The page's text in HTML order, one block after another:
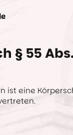
55 Abs.
ist eine